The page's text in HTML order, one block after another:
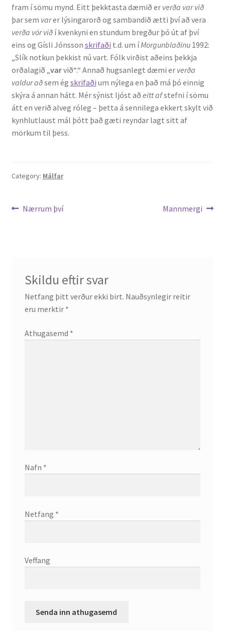
fram í sömu mynd. Eitt þekktasta dæmið er verða var við
þar sem varer lýsingarorð og sambandið ætti því að vera
verða vör viðí kvenkyni en stundum bregður þó út af því
eins og Gísli Jónsson skrifaði t.d. um íMorgunblaðinu 1992:
„Slík notkun þekkist nú vart. Fólk virðist aðeins þekkja
orðalagið „ varvið“.“ Annað hugsanlegt dæmi er verða
valdur aðsem ég skrifaði um nýlega en það má þó einnig
skýra á annan hátt. Mér sýnist ljóst að eitt afstefni í sömu
átt en verið alveg róleg – þetta á sennilega ekkert skylt við
kynhlutlaust mál þótt það gæti reyndar lagt sitt af
mörkum til þess.
Category: Málfar
Leiðarkerfi
Previous
Nærrum því
Next
Mannmergi
Skildu eftir svar
Netfang þitt verður ekki birt. Nauðsynlegir reitir
eru merktir *
Athugasemd *
Nafn *
Netfang *
Veffang